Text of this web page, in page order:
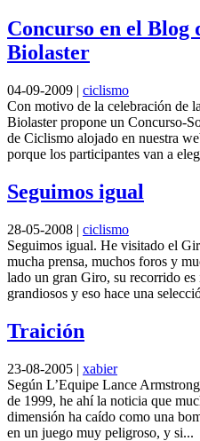
Concurso en el Blog
Biolaster
04-09-2009 | ciclismo
Con motivo de la celebración de
Biolaster propone un Concurso-
de Ciclismo alojado en nuestra
porque los participantes van a
Seguimos igual
28-05-2008 | ciclismo
Seguimos igual. He visitado el
mucha prensa, muchos foros y
lado un gran Giro, su recorrido es
grandiosos y eso hace una
Traición
23-08-2005 | xabier
Según L’Equipe Lance
de 1999, he ahí la noticia que
dimensión ha caído como una
en un juego muy peligroso, y si...